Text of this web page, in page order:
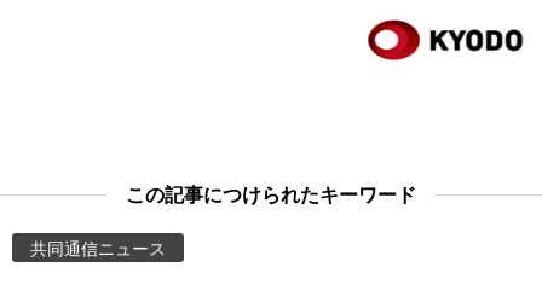
Images
People
この記事につけられたキーワード
共同通信ニュース